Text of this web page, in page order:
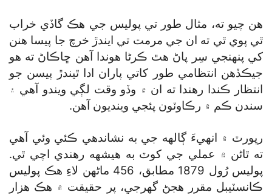
هن چيو ته، مثال طور تي پوليس جي هڪ گاڏي خراب
ٿي پوي ٿي ته ان جي مرمت تي ايندڙ خرچ جا پيسا هنن
کي پنهنجي سِر پاڻ هٿ ڪرڻا هوندا آهن ڇاڪاڻ ته هو
جيڪڏهن انتظامي طور کاتي پاران ادا ٿيندڙ پيسن جو
انتظار ڪندا رهندا ته ان ۾ وڏو وقت لڳي ويندو آهي ۽
سندن ڪم ۾ رڪاوٽون پئجي وينديون آهن.
رپورٽ ۾ انهيءَ ڳالهه جي به نشاندهي ڪئي وئي آهي
ته ٿاڻن ۾ عملي جي کوٽ به هيشهه رهندي اچي ٿي.
پوليس رُول 1879 مطابق، 456 ماڻهن لاءِ هڪ پوليس
ڪانسٽيبل مقرر هجڻ گھرجي، پر حقيقت ۾ هڪ هزار